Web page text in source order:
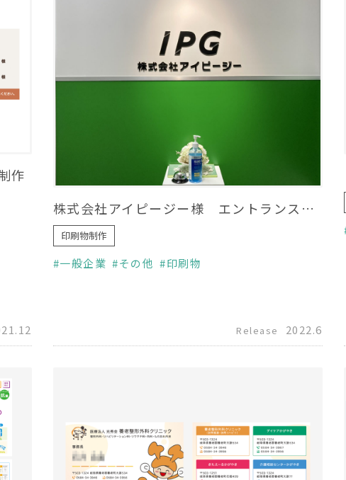
作
株式会社アイピージー様 エントランスサイン制作
印刷物制作
一般企業 その他 印刷物
Release 2022.6